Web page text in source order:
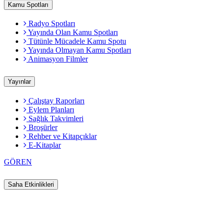
Kamu Spotları
Radyo Spotları
Yayında Olan Kamu Spotları
Tütünle Mücadele Kamu Spotu
Yayında Olmayan Kamu Spotları
Animasyon Filmler
Yayınlar
Çalıştay Raporları
Eylem Planları
Sağlık Takvimleri
Broşürler
Rehber ve Kitapçıklar
E-Kitaplar
GÖREN
Saha Etkinlikleri